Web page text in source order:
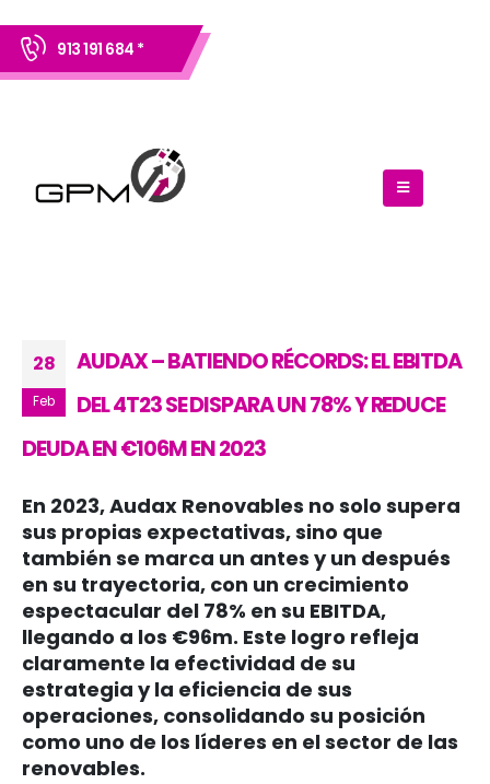
913 191 684 *
28
Feb
AUDAX – BATIENDO RÉCORDS: EL EBITDA
DEL 4T23 SE DISPARA UN 78% Y REDUCE
DEUDA EN €106M EN 2023
En 2023, Audax Renovables no solo supera
sus propias expectativas, sino que
también se marca un antes y un después
en su trayectoria, con un crecimiento
espectacular del 78% en su EBITDA,
llegando a los €96m. Este logro refleja
claramente la efectividad de su
estrategia y la eficiencia de sus
operaciones, consolidando su posición
como uno de los líderes en el sector de las
renovables.